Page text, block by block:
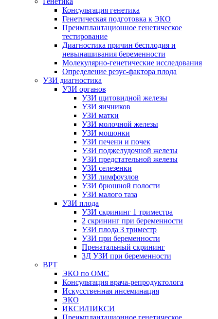
Консультация генетика
Генетическая подготовка к ЭКО
Преимплантационное генетическое
тестирование
Диагностика причин бесплодия и
невынашивания беременности
Молекулярно-генетические исследования
Определение резус-фактора плода
УЗИ диагностика
УЗИ органов
УЗИ щитовидной железы
УЗИ яичников
УЗИ матки
УЗИ молочной железы
УЗИ мошонки
УЗИ печени и почек
УЗИ поджелудочной железы
УЗИ предстательной железы
УЗИ селезенки
УЗИ лимфоузлов
УЗИ брюшной полости
УЗИ малого таза
УЗИ плода
УЗИ скрининг 1 триместра
2 скрининг при беременности
УЗИ плода 3 триместр
УЗИ при беременности
Пренатальный скрининг
3Д УЗИ при беременности
ВРТ
ЭКО по ОМС
Консультация врача-репродуктолога
Искусственная инсеминация
ЭКО
ИКСИ/ПИКСИ
Преимплантационное генетическое